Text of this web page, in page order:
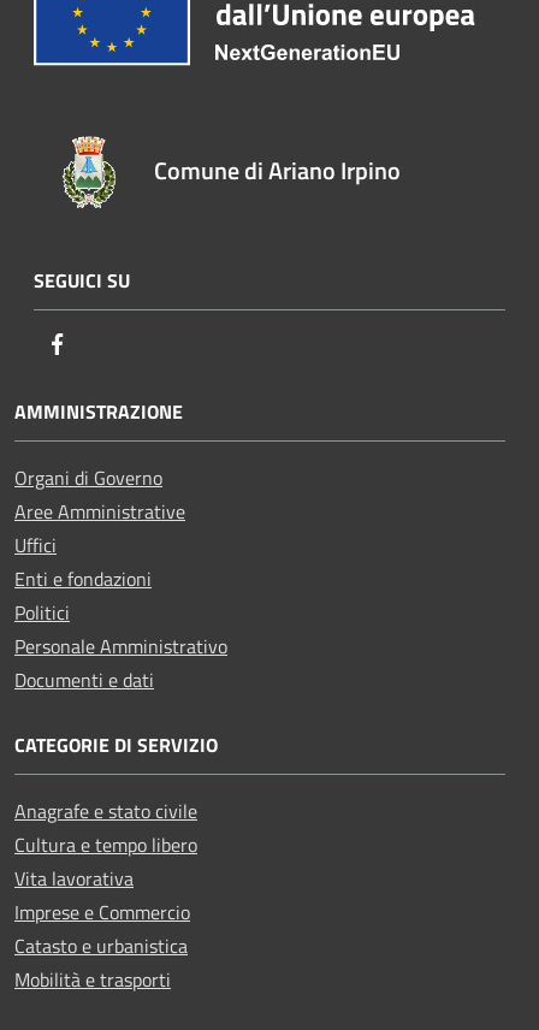
Comune di Ariano Irpino
SEGUICI SU
AMMINISTRAZIONE
Organi di Governo
Aree Amministrative
Uffici
Enti e fondazioni
Politici
Personale Amministrativo
Documenti e dati
CATEGORIE DI SERVIZIO
Anagrafe e stato civile
Cultura e tempo libero
Vita lavorativa
Imprese e Commercio
Catasto e urbanistica
Mobilità e trasporti